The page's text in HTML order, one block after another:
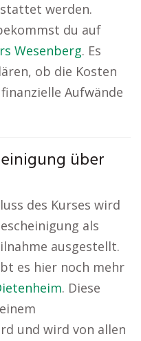
werden.
du auf
Wesenberg. Es
ob die Kosten
Aufwände
über
des Kurses wird
als
ausgestellt.
es hier noch mehr
. Diese
und wird von allen